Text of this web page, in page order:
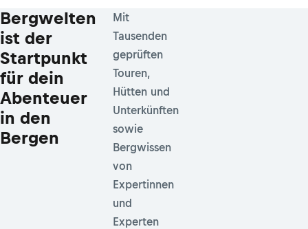
Bergwelten
ist der
Startpunkt
für dein
Abenteuer
in den
Bergen
Mit
Tausenden
geprüften
Touren,
Hütten und
Unterkünften
sowie
Bergwissen
von
Expertinnen
und
Experten